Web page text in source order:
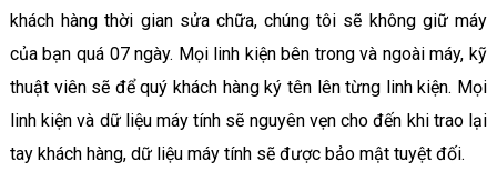
khách hàng thời gian sửa chữa, chúng tôi sẽ không giữ máy
của bạn quá 07 ngày. Mọi linh kiện bên trong và ngoài máy, kỹ
thuật viên sẽ để quý khách hàng ký tên lên từng linh kiện. Mọi
linh kiện và dữ liệu máy tính sẽ nguyên vẹn cho đến khi trao lại
tay khách hàng, dữ liệu máy tính sẽ được bảo mật tuyệt đối.